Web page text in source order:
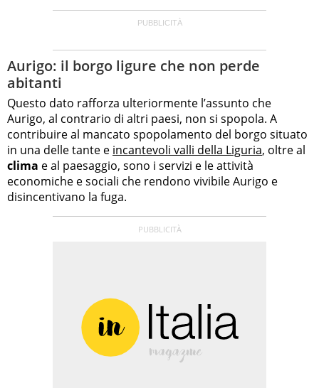
Aurigo: il borgo ligure che non perde
abitanti
Questo dato rafforza ulteriormente l’assunto che
Aurigo, al contrario di altri paesi, non si spopola. A
contribuire al mancato spopolamento del borgo situato
in una delle tante e incantevoli valli della Liguria, oltre al
clima e al paesaggio, sono i servizi e le attività
economiche e sociali che rendono vivibile Aurigo e
disincentivano la fuga.